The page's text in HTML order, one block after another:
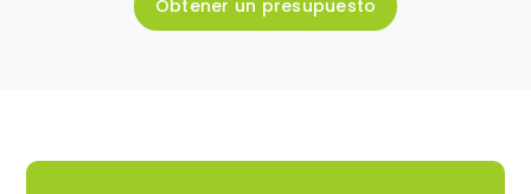
Obtener un presupuesto